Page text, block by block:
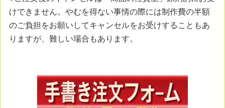
けできません。やむを得ない事情の際には制作費の半額
のご負担をお願いしてキャンセルをお受けすることもあ
りますが、難しい場合もあります。